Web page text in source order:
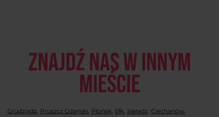
Znajdź nas w innym
mieście
Grudziądz, Pruszcz Gdański, Płońsk, Ełk, Sieradz, Ciechanów,